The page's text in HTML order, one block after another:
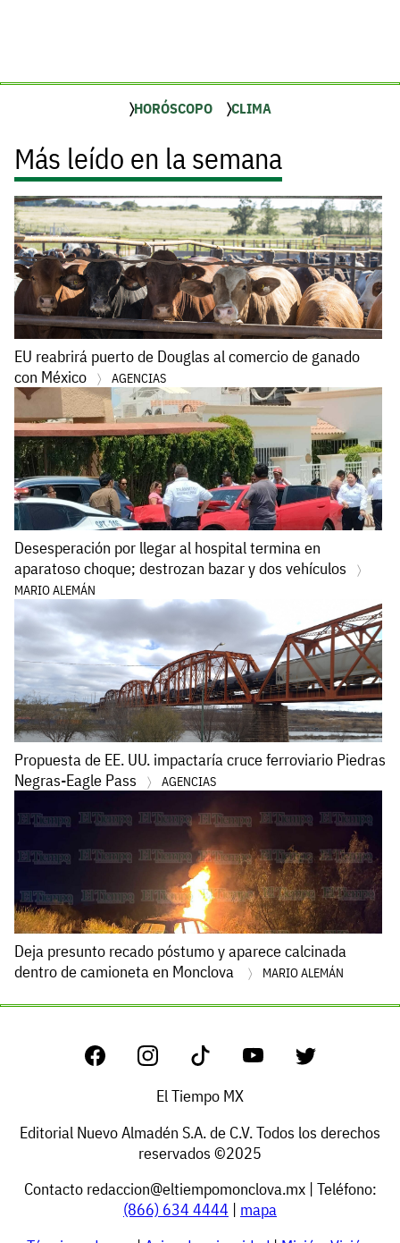
HORÓSCOPO CLIMA
Más leído en la semana
EU reabrirá puerto de Douglas al comercio de ganado
con México
AGENCIAS
Desesperación por llegar al hospital termina en
aparatoso choque; destrozan bazar y dos vehículos
MARIO ALEMÁN
Propuesta de EE. UU. impactaría cruce ferroviario Piedras
Negras-Eagle Pass
AGENCIAS
Deja presunto recado póstumo y aparece calcinada
dentro de camioneta en Monclova
MARIO ALEMÁN
El Tiempo MX
Editorial Nuevo Almadén S.A. de C.V. Todos los derechos
reservados ©2025
Contacto redaccion@eltiempomonclova.mx| Teléfono:
(866) 634 4444 | mapa